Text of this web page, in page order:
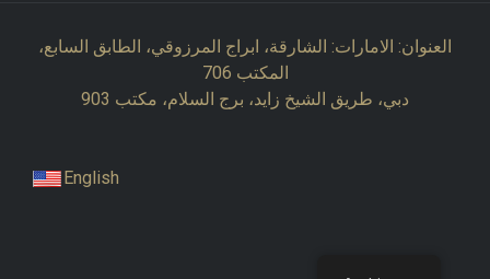
العنوان: الامارات: الشارقة، ابراج المرزوقي، الطابق السابع،
المكتب 706
دبي، طريق الشيخ زايد، برج السلام، مكتب 903
English